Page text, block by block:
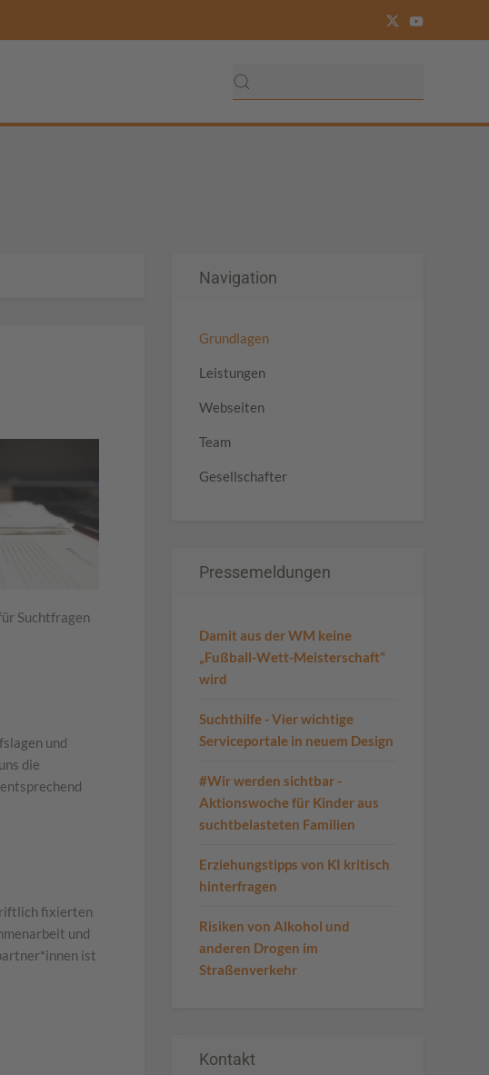
Suchtfragen
und
die
fixierten
und
ist
Navigation
Grundlagen
Leistungen
Webseiten
Team
Gesellschafter
Pressemeldungen
Damit aus der WM keine
„Fußball-Wett-Meisterschaft“
wird
Suchthilfe - Vier wichtige
Serviceportale in neuem Design
#Wir werden sichtbar -
Aktionswoche für Kinder aus
suchtbelasteten Familien
Erziehungstipps von KI kritisch
hinterfragen
Risiken von Alkohol und
anderen Drogen im
Straßenverkehr
Kontakt